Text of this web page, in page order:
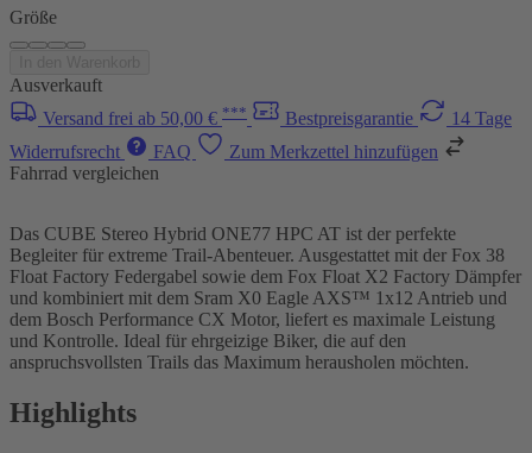
Größe
Ausverkauft
Versand frei ab 50,00 € *** Bestpreisgarantie
14 Tage
Widerrufsrecht
FAQ
Zum Merkzettel hinzufügen
Fahrrad vergleichen
Das CUBE Stereo Hybrid ONE77 HPC AT ist der perfekte
Begleiter für extreme Trail-Abenteuer. Ausgestattet mit der Fox 38
Float Factory Federgabel sowie dem Fox Float X2 Factory Dämpfer
und kombiniert mit dem Sram X0 Eagle AXS™ 1x12 Antrieb und
dem Bosch Performance CX Motor, liefert es maximale Leistung
und Kontrolle. Ideal für ehrgeizige Biker, die auf den
anspruchsvollsten Trails das Maximum herausholen möchten.
Highlights